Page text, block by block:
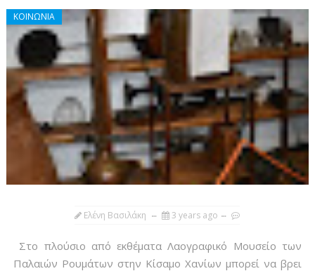
ΚΟΙΝΩΝΙΑ
Ελένη Βασιλάκη 3 years ago
Στο πλούσιο από εκθέματα Λαογραφικό Μουσείο των
Παλαιών Ρουμάτων στην Κίσαμο Χανίων μπορεί να βρει